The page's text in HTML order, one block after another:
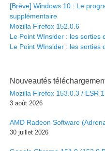
[Brève] Windows 10 : Le
supplémentaire
Mozilla Firefox 152.0.6
Le Point WInsider : les sorties
Le Point WInsider : les sorties
Nouveautés
Mozilla Firefox 153.0.3 / ESR
3 août 2026
AMD Radeon Software
30 juillet 2026